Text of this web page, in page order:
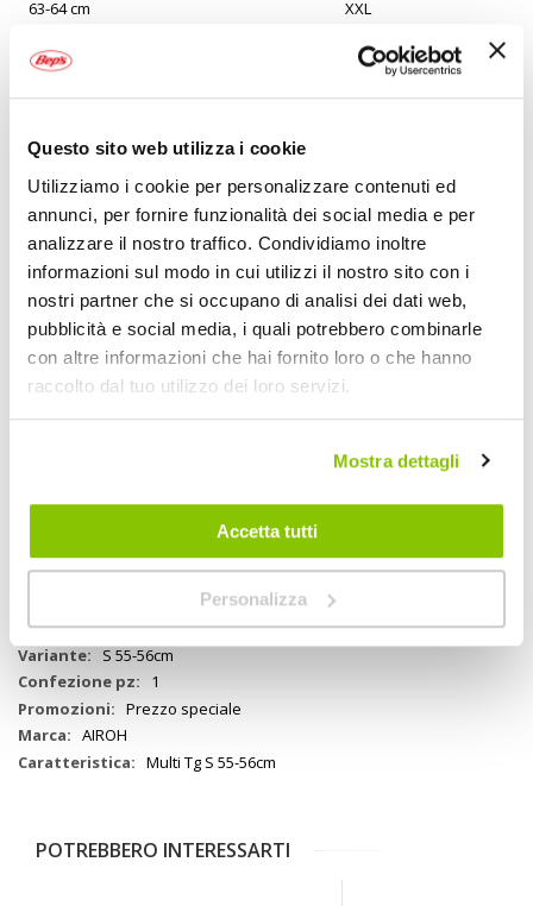
Questo sito web utilizza i cookie
Utilizziamo i cookie per personalizzare contenuti ed
annunci, per fornire funzionalità dei social media e per
analizzare il nostro traffico. Condividiamo inoltre
informazioni sul modo in cui utilizzi il nostro sito con i
nostri partner che si occupano di analisi dei dati web,
pubblicità e social media, i quali potrebbero combinarle
con altre informazioni che hai fornito loro o che hanno
raccolto dal tuo utilizzo dei loro servizi.
Mostra dettagli
Accetta tutti
Personalizza
63-64 cm XXL
Le informazioni sulle dimensioni sono fornite dal produttore e
Come misurare
CIRCONFERENZA: Avvolgi un nastro di misurazione attorno alla testa,
tenendo il nastro aderente e passando sopra la fronte.
Moto
Multi
S 55-56cm
1
Prezzo speciale
AIROH
Multi Tg S 55-56cm
POTREBBERO INTERESSARTI